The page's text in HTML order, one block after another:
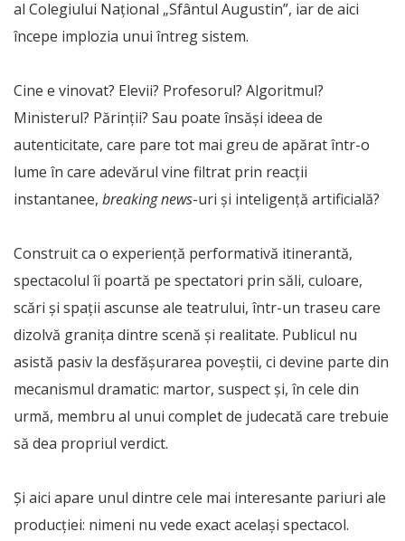
al Colegiului Național „Sfântul Augustin”, iar de aici
începe implozia unui întreg sistem.
Cine e vinovat? Elevii? Profesorul? Algoritmul?
Ministerul? Părinții? Sau poate însăși ideea de
autenticitate, care pare tot mai greu de apărat într-o
lume în care adevărul vine filtrat prin reacții
instantanee, breaking news-uri și inteligență artificială?
Construit ca o experiență performativă itinerantă,
spectacolul îi poartă pe spectatori prin săli, culoare,
scări și spații ascunse ale teatrului, într-un traseu care
dizolvă granița dintre scenă și realitate. Publicul nu
asistă pasiv la desfășurarea poveștii, ci devine parte din
mecanismul dramatic: martor, suspect și, în cele din
urmă, membru al unui complet de judecată care trebuie
să dea propriul verdict.
Și aici apare unul dintre cele mai interesante pariuri ale
producției: nimeni nu vede exact același spectacol.